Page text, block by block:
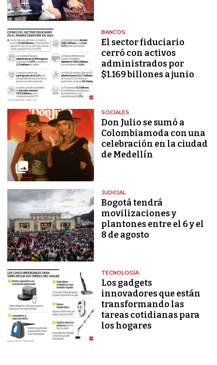
BANCOS
El sector fiduciario
cerró con activos
administrados por
$1.169 billones a junio
SOCIALES
Don Julio se sumó a
Colombiamoda con una
celebración en la ciudad
de Medellín
JUDICIAL
Bogotá tendrá
movilizaciones y
plantones entre el 6 y el
8 de agosto
TECNOLOGÍA
Los gadgets
innovadores que están
transformando las
tareas cotidianas para
los hogares